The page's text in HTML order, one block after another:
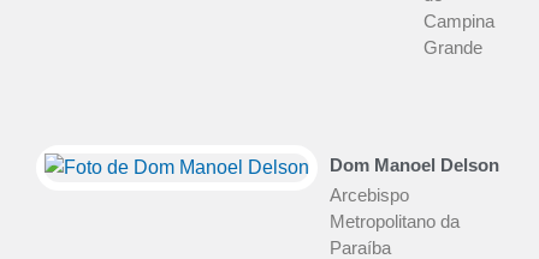
Campina
Grande
Dom Manoel Delson
Arcebispo
Metropolitano da
Paraíba